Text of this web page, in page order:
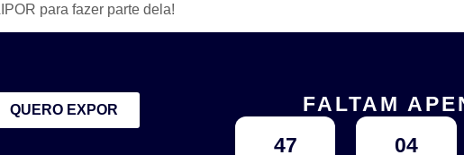
para fazer parte dela!
QUERO EXPOR
FALTAM
47
04